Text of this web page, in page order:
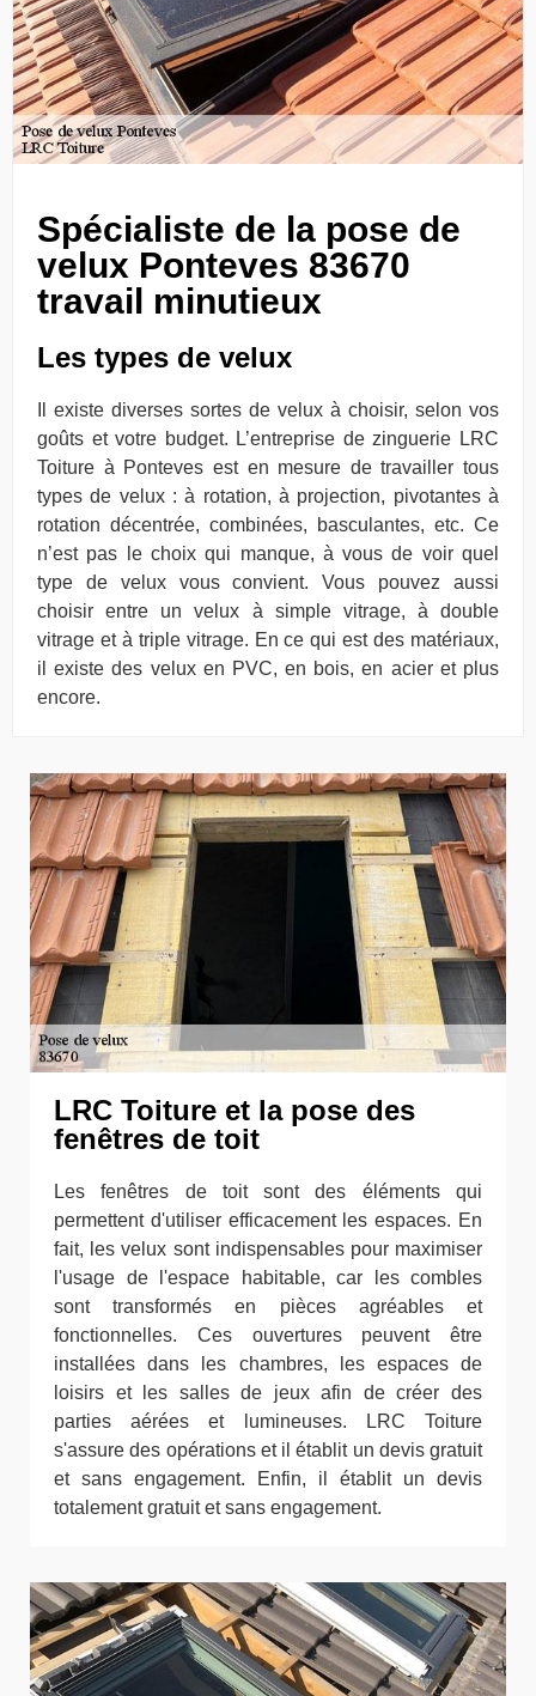
Spécialiste de la pose de
velux Ponteves 83670
travail minutieux
Les types de velux
Il existe diverses sortes de velux à choisir, selon vos
goûts et votre budget. L’entreprise de zinguerie LRC
Toiture à Ponteves est en mesure de travailler tous
types de velux : à rotation, à projection, pivotantes à
rotation décentrée, combinées, basculantes, etc. Ce
n’est pas le choix qui manque, à vous de voir quel
type de velux vous convient. Vous pouvez aussi
choisir entre un velux à simple vitrage, à double
vitrage et à triple vitrage. En ce qui est des matériaux,
il existe des velux en PVC, en bois, en acier et plus
encore.
LRC Toiture et la pose des
fenêtres de toit
Les fenêtres de toit sont des éléments qui
permettent d'utiliser efficacement les espaces. En
fait, les velux sont indispensables pour maximiser
l'usage de l'espace habitable, car les combles
sont transformés en pièces agréables et
fonctionnelles. Ces ouvertures peuvent être
installées dans les chambres, les espaces de
loisirs et les salles de jeux afin de créer des
parties aérées et lumineuses. LRC Toiture
s'assure des opérations et il établit un devis gratuit
et sans engagement. Enfin, il établit un devis
totalement gratuit et sans engagement.